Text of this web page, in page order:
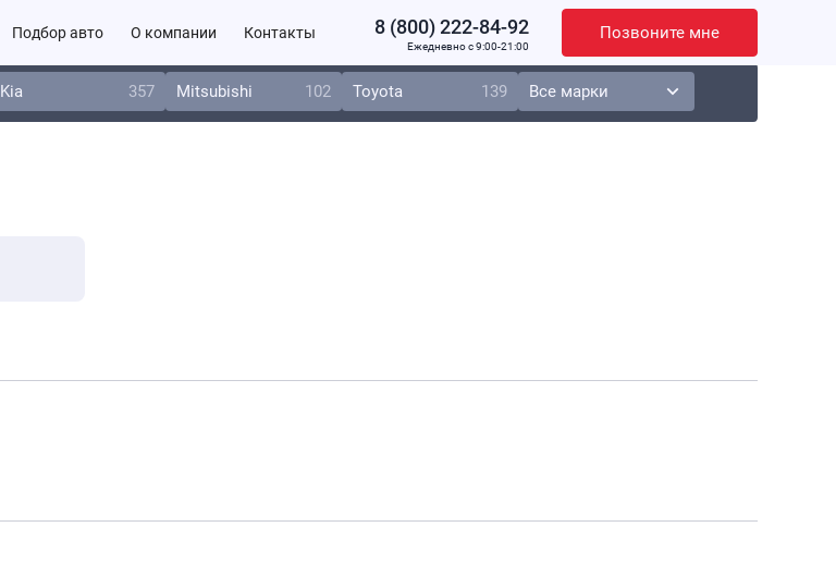
Подбор авто О компании Контакты 8 (800) 222-84-92
Ежедневно c 9:00-21:00
Позвоните мне
Kia 357 Mitsubishi 102 Toyota 139